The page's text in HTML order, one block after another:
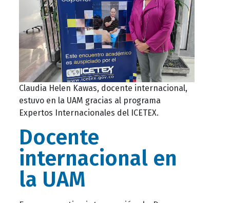
Claudia Helen Kawas, docente internacional,
estuvo en la UAM gracias al programa
Expertos Internacionales del ICETEX.
Docente
internacional en
la UAM